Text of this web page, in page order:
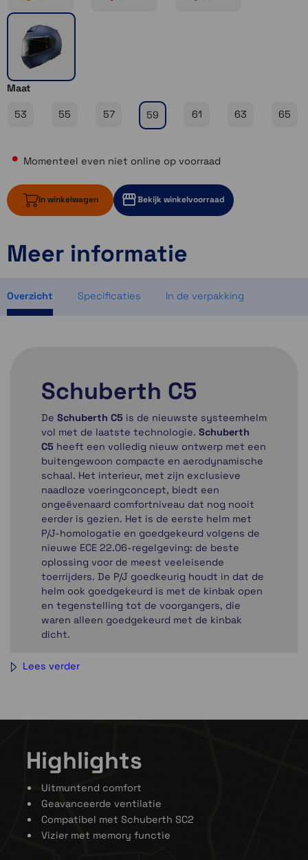
Maat
53 55 57 59 61 63 65
Momenteel even niet online op voorraad
In winkelwagen Bekijk winkelvoorraad
Momenteel even niet op voorraad
Momenteel even niet op voorraad
Meer informatie
Overzicht Specificaties In de verpakking
Schuberth C5
De Schuberth C5 is de nieuwste systeemhelm
vol met de laatste technologie. Schuberth
C5 heeft een volledig nieuw ontwerp met een
buitengewoon compacte en aerodynamische
schaal. Het interieur, met zijn exclusieve
naadloze voeringconcept, biedt een
ongeëvenaard comfortniveau dat nog nooit
eerder is gezien. Het is de eerste helm met
P/J-homologatie en goedgekeurd volgens de
nieuwe ECE 22.06-regelgeving: de beste
oplossing voor de meest veeleisende
toerrijders. De P/J goedkeurig houdt in dat de
helm ook goedgekeurd is met de kinbak open
en tegenstelling tot de voorgangers, die
waren alleen goedgekeurd met de kinbak
dicht.
De helmschaal is gemaakt volgends de
(unieke) Schuberth Direct Fibre Processing
samengeperst om een uitzonderlijke stevige
versterkt met één carbon-laag voor
verbeterde schokabsorptie en lichter
gewicht.
De binneschaal is voorzien van nieuw EPS-
materiaal voor verbeterde schokabsorptie en
grotere hoofdholte, inclusief twee
Lees verder
Highlights
Uitmuntend comfort
Geavanceerde ventilatie
Compatibel met Schuberth SC2
Vizier met memory functie